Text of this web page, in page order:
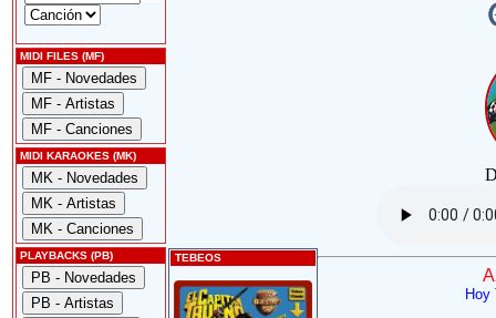
MIDI FILES (MF)
MIDI KARAOKES (MK)
PLAYBACKS (PB) TEBEOS
Hoy